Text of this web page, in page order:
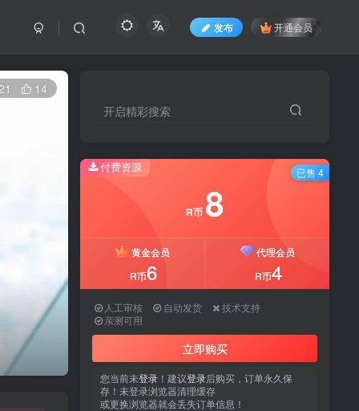
发布 开通会员
14
开启精彩搜索
付费资源
R币 8
黄金会员
R币6
代理会员
R币4
人工审核 自动发货
技术支持
亲测可用
立即购买
您当前未登录 ！建议登录后购买，订单永久保
存！未登录浏览器清理缓存
或更换浏览器就会丢失订单信息！
已售 4
开启精彩搜索
付费资源
R币 8
黄金会员
R币6
代理会员
R币4
人工审核 自动发货
技术支持
亲测可用
立即购买
您当前未登录 ！建议登录后购买，订单永久保
存！未登录浏览器清理缓存
或更换浏览器就会丢失订单信息！
已售 4